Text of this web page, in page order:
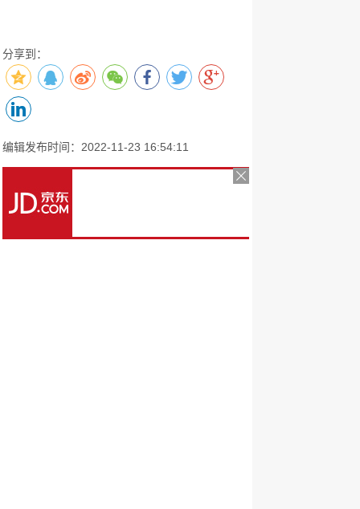
分享到：
编辑发布时间：2022-11-23 16:54:11